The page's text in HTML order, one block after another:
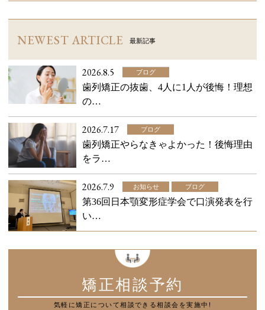
NEWEST ARTICLE 最新記事
2026.8.5 ブログ
歯列矯正の抜歯、4人に1人が後悔！理想
の…
2026.7.17 ブログ
歯列矯正やらなきゃよかった！後悔理由
をラ…
2026.7.9 お知らせ ブログ
第36回日本顎変形症学会で口演発表を行
い…
矯正相談予約
気軽に矯正について相談できる相談会を実施中!